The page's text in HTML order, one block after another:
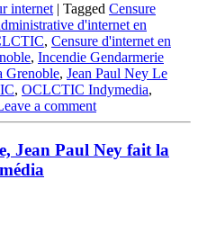
internet | Tagged Censure
d'internet en
, Censure d'internet en
, Incendie Gendarmerie
Grenoble, Jean Paul Ney Le
, OCLCTIC Indymedia,
a comment
Jean Paul Ney fait la